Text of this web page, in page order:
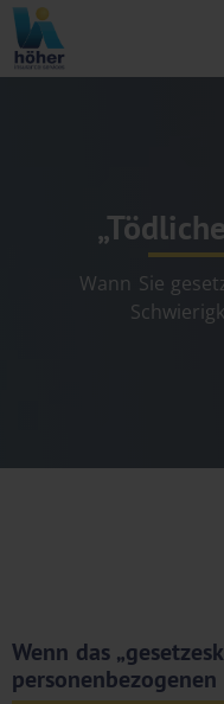
Wann Sie
Wenn das